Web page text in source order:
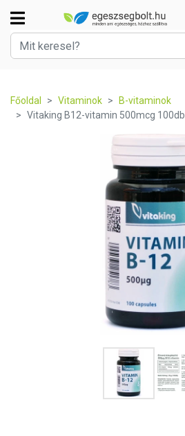
Főoldal Vitaminok
B-vitaminok
Vitaking B12-vitamin 500mcg 100db